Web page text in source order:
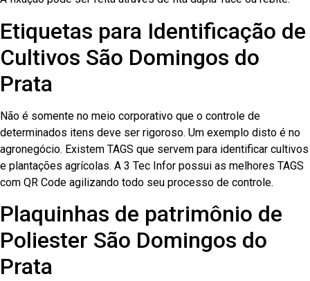
Etiquetas para Identificação de
Cultivos São Domingos do
Prata
Não é somente no meio corporativo que o controle de
determinados itens deve ser rigoroso. Um exemplo disto é no
agronegócio. Existem TAGS que servem para identificar cultivos
e plantações agrícolas. A 3 Tec Infor possui as melhores TAGS
com QR Code agilizando todo seu processo de controle.
Plaquinhas de patrimônio de
Poliester São Domingos do
Prata